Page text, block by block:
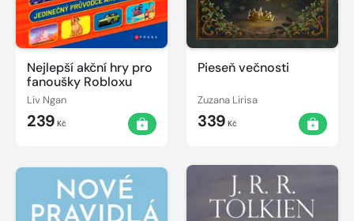
Nejlepší akční hry pro
fanoušky Robloxu
Liv Ngan
239 Kč
Pieseň večnosti
Zuzana Lirisa
339 Kč